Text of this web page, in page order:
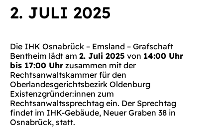
2. JULI 2025
Die IHK Osnabrück – Emsland – Grafschaft
Bentheim lädt am 2. Juli 2025 von 14:00 Uhr
bis 17:00 Uhr zusammen mit der
Rechtsanwaltskammer für den
Oberlandesgerichtsbezirk Oldenburg
Existenzgründer:innen zum
Rechtsanwaltssprechtag ein. Der Sprechtag
findet im IHK-Gebäude, Neuer Graben 38 in
Osnabrück, statt.